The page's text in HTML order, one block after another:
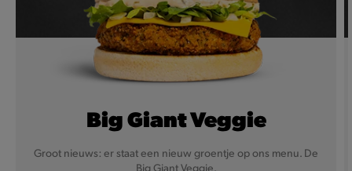
Big Giant Veggie
Groot nieuws: er staat een nieuw groentje op ons menu. De
Big Giant Veggie.